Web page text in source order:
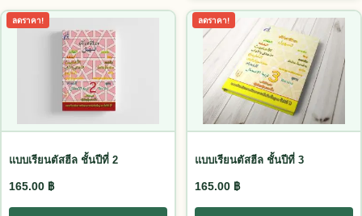
ลดราคา!
แบบเรียนตัสฮีล ชั้นปีที่ 2
165.00 ฿
This product has multiple variants. The options may be
ลดราคา!
แบบเรียนตัสฮีล ชั้นปีที่ 3
165.00 ฿
This product has multiple